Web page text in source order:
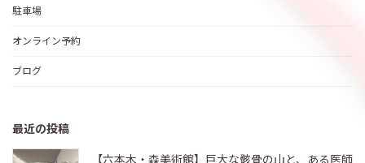
駐車場
オンライン予約
ブログ
最近の投稿
【六本木・森美術館】巨大な骸骨の山と、ある医師